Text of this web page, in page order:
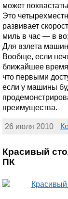
может
Это
развивает
миль в час — в
Для взлета
Вообще, если
ближайшее
что первыми
если у машины
преимущества.
26 июля 2010
Красивый
ПК